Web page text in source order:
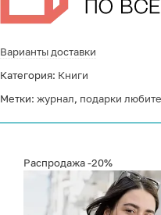
Варианты доставки
Категория: Книги
Метки: журнал, подарки
Распродажа -20%